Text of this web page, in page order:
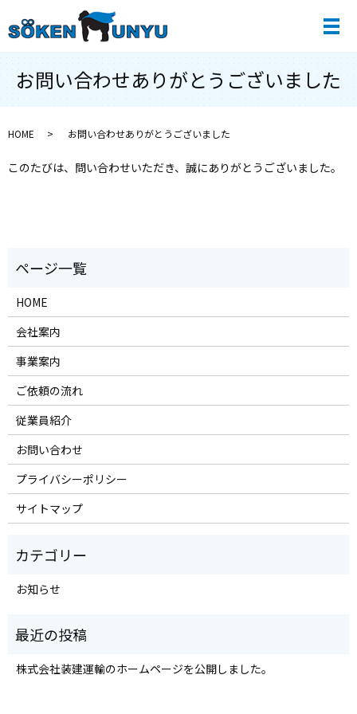
メ
お問い合わせありがとうございました
HOME お問い合わせありがとうございました
このたびは、問い合わせいただき、誠にありがとうございました。
HOME
会社案内
事業案内
ご依頼の流れ
従業員紹介
お問い合わせ
プライバシーポリシー
サイトマップ
お知らせ
株式会社装建運輸のホームページを公開しました。